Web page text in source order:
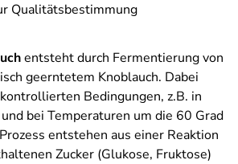
Qualitätsbestimmung
entsteht durch Fermentierung von
geerntetem Knoblauch. Dabei
Bedingungen, z.B. in
bei Temperaturen um die 60 Grad
entstehen aus einer Reaktion
Zucker (Glukose, Fruktose)